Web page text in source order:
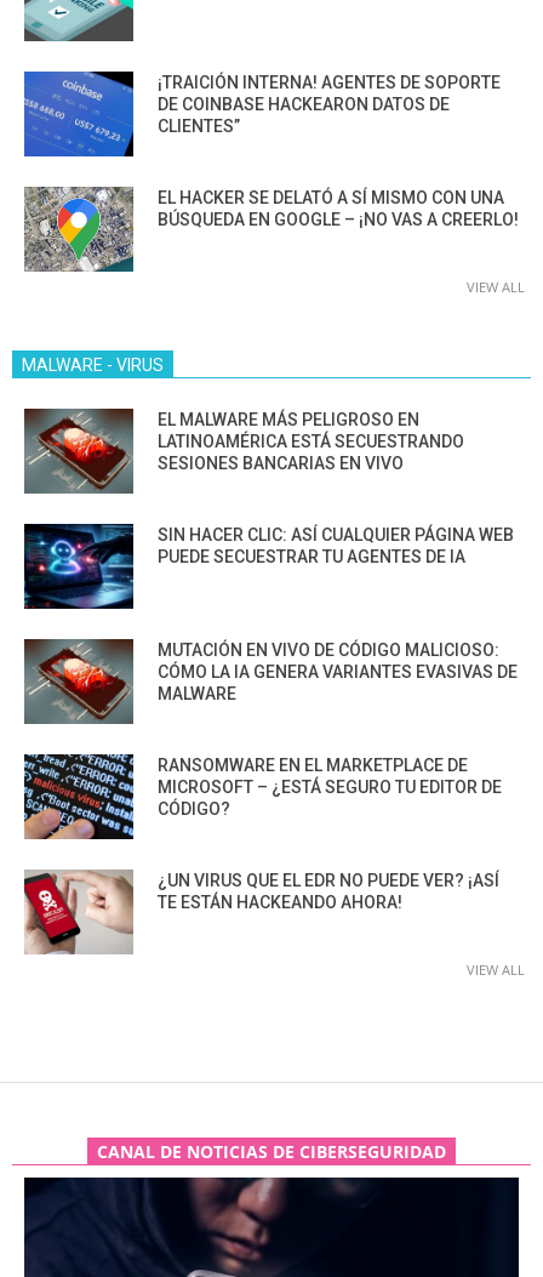
¡TRAICIÓN INTERNA! AGENTES DE SOPORTE
DE COINBASE HACKEARON DATOS DE
CLIENTES”
EL HACKER SE DELATÓ A SÍ MISMO CON UNA
BÚSQUEDA EN GOOGLE – ¡NO VAS A CREERLO!
VIEW ALL
MALWARE - VIRUS
EL MALWARE MÁS PELIGROSO EN
LATINOAMÉRICA ESTÁ SECUESTRANDO
SESIONES BANCARIAS EN VIVO
SIN HACER CLIC: ASÍ CUALQUIER PÁGINA WEB
PUEDE SECUESTRAR TU AGENTES DE IA
MUTACIÓN EN VIVO DE CÓDIGO MALICIOSO:
CÓMO LA IA GENERA VARIANTES EVASIVAS DE
MALWARE
RANSOMWARE EN EL MARKETPLACE DE
MICROSOFT – ¿ESTÁ SEGURO TU EDITOR DE
CÓDIGO?
¿UN VIRUS QUE EL EDR NO PUEDE VER? ¡ASÍ
TE ESTÁN HACKEANDO AHORA!
VIEW ALL
CANAL DE NOTICIAS DE CIBERSEGURIDAD